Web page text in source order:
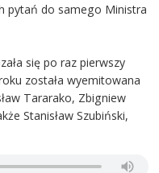
pytań do samego Ministra
się po raz pierwszy
została wyemitowana
Tararako, Zbigniew
Stanisław Szubiński,